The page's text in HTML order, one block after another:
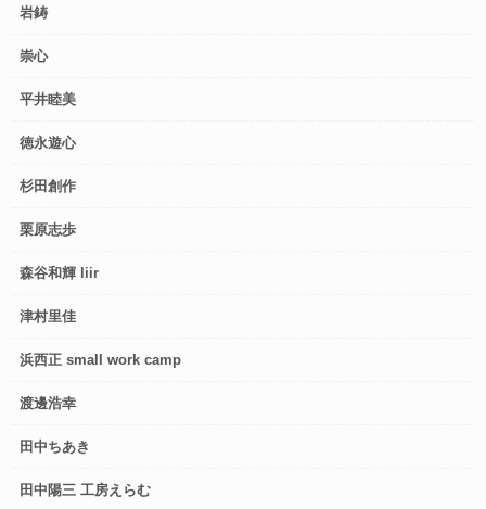
岩鋳
崇心
平井睦美
徳永遊心
杉田創作
栗原志歩
森谷和輝 liir
津村里佳
浜西正 small work camp
渡邊浩幸
田中ちあき
田中陽三 工房えらむ